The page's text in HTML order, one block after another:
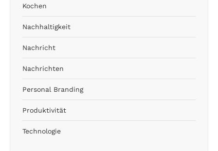
Kochen
Nachhaltigkeit
Nachricht
Nachrichten
Personal Branding
Produktivität
Technologie